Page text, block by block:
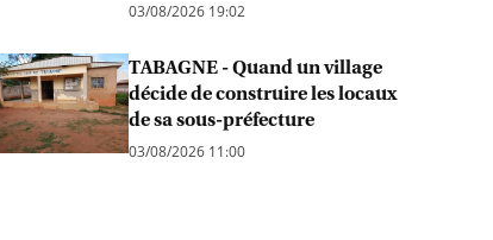
03/08/2026 19:02
TABAGNE - Quand un village
décide de construire les locaux
de sa sous-préfecture
03/08/2026 11:00